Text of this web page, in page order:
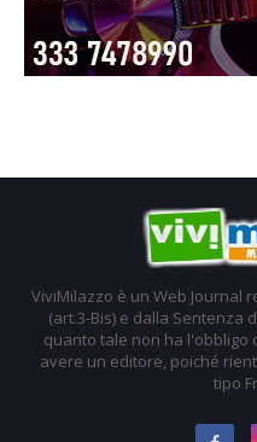
ViviMilazzo è un Web Journal
(art.3-Bis) e dalla Sentenza
quanto tale non ha l'obbligo
avere un editore, poiché
tipo